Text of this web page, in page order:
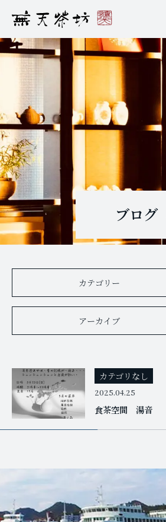
ブログ
カテゴリー
アーカイブ
カテゴリなし
2025.04.25
食茶空間 湯音